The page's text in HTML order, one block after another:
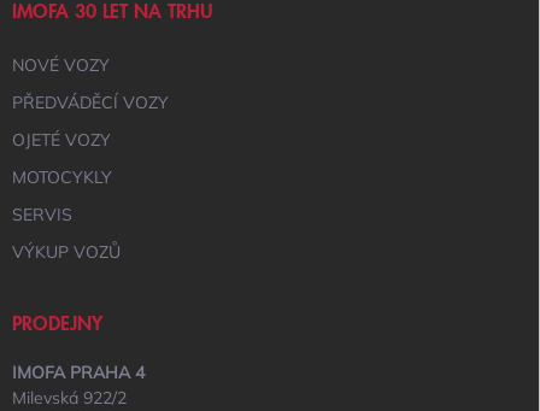
IMOFA 30 LET NA TRHU
NOVÉ VOZY
PŘEDVÁDĚCÍ VOZY
OJETÉ VOZY
MOTOCYKLY
SERVIS
VÝKUP VOZŮ
PRODEJNY
IMOFA PRAHA 4
Milevská 922/2